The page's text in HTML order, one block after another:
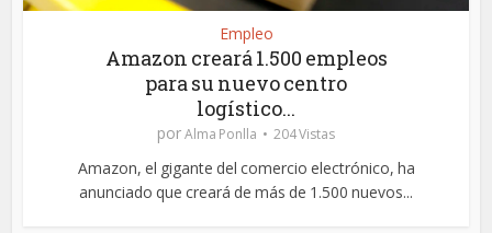
Empleo
Amazon creará 1.500 empleos
para su nuevo centro
logístico...
porAlma Ponlla 204 Vistas
Amazon, el gigante del comercio electrónico, ha
anunciado que creará de más de 1.500 nuevos...